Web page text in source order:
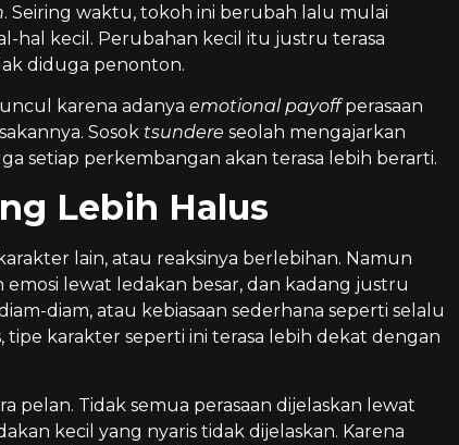
. Seiring waktu, tokoh ini berubah lalu mulai
hal kecil. Perubahan kecil itu justru terasa
diduga penonton.
karena adanya emotional payoffperasaan
Sosok tsundere seolah mengajarkan
setiap perkembangan akan terasa lebih berarti.
Lebih Halus
lain, atau reaksinya berlebihan. Namun
lewat ledakan besar, dan kadang justru
diam, atau kebiasaan sederhana seperti selalu
karakter seperti ini terasa lebih dekat dengan
pelan. Tidak semua perasaan dijelaskan lewat
kecil yang nyaris tidak dijelaskan. Karena